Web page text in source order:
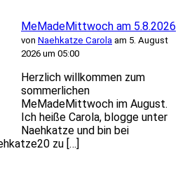
MeMadeMittwoch am 5.8.2026
von Naehkatze Carola am 5. August
2026 um 05:00
Herzlich willkommen zum
sommerlichen
MeMadeMittwoch im August.
Ich heiße Carola, blogge unter
Naehkatze und bin bei
zu […]